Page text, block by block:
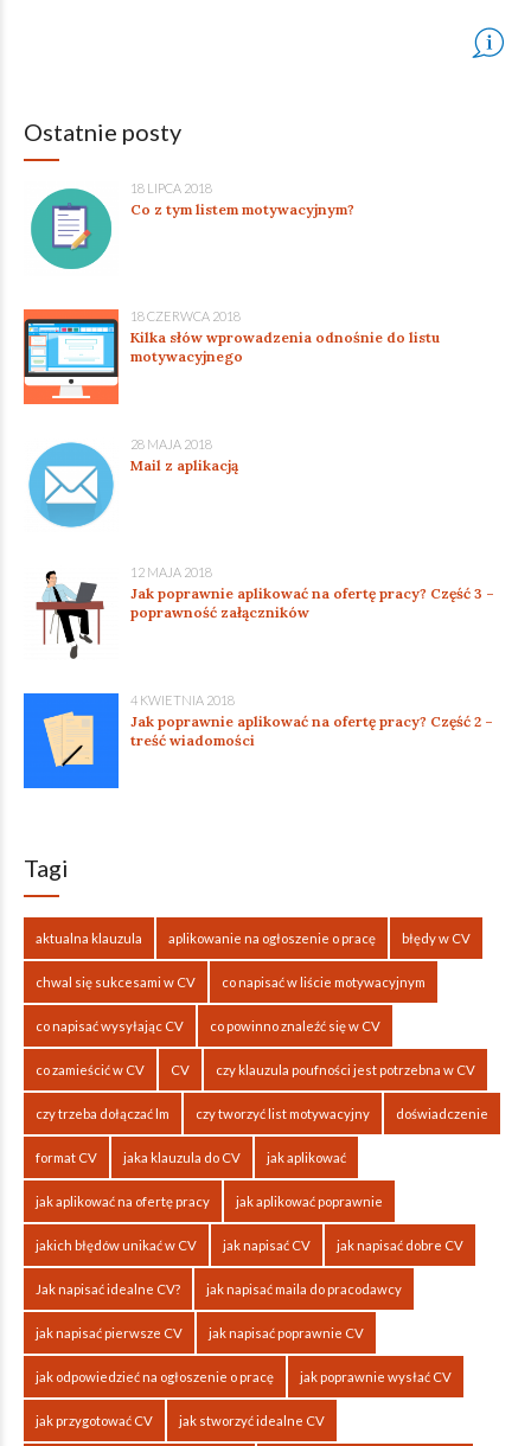
Ostatnie posty
18 LIPCA 2018
Co z tym listem motywacyjnym?
18 CZERWCA 2018
Kilka słów wprowadzenia odnośnie do listu
motywacyjnego
28 MAJA 2018
Mail z aplikacją
12 MAJA 2018
Jak poprawnie aplikować na ofertę pracy? Część 3 –
poprawność załączników
4 KWIETNIA 2018
Jak poprawnie aplikować na ofertę pracy? Część 2 –
treść wiadomości
Tagi
aktualna klauzula aplikowanie na ogłoszenie o pracę błędy w CV
chwal się sukcesami w CV co napisać w liście motywacyjnym
co napisać wysyłając CV co powinno znaleźć się w CV
co zamieścić w CV CV czy klauzula poufności jest potrzebna w CV
czy trzeba dołączać lm czy tworzyć list motywacyjny doświadczenie
format CV jaka klauzula do CV jak aplikować
jak aplikować na ofertę pracy jak aplikować poprawnie
jakich błędów unikać w CV jak napisać CV jak napisać dobre CV
Jak napisać idealne CV? jak napisać maila do pracodawcy
jak napisać pierwsze CV jak napisać poprawnie CV
jak odpowiedzieć na ogłoszenie o pracę jak poprawnie wysłać CV
jak przygotować CV jak stworzyć idealne CV